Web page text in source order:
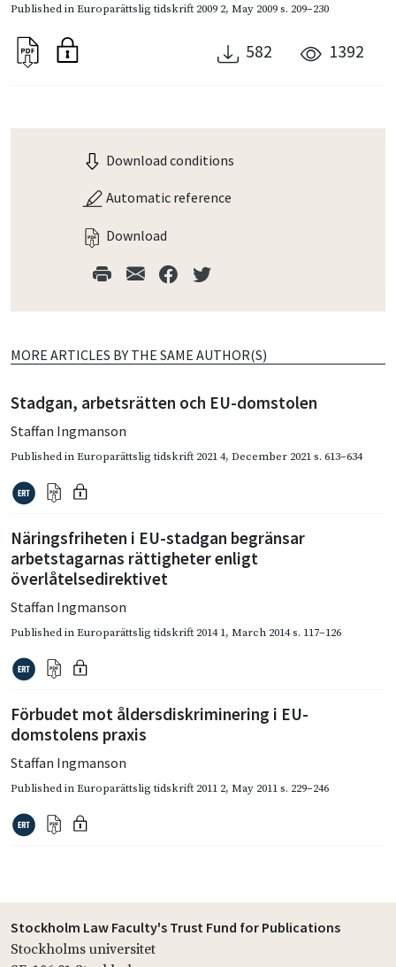
Published inEuroparättslig tidskrift 2009 2, May 2009s. 209–230
582 1392
Download conditions
Automatic reference
Download
MORE ARTICLES BY THE SAME AUTHOR(S)
Stadgan, arbetsrätten och EU-domstolen
Staffan Ingmanson
Published inEuroparättslig tidskrift 2021 4, December 2021s. 613–634
Näringsfriheten i EU-stadgan begränsar
arbetstagarnas rättigheter enligt
överlåtelsedirektivet
Staffan Ingmanson
Published inEuroparättslig tidskrift 2014 1, March 2014s. 117–126
Förbudet mot åldersdiskriminering i EU-
domstolens praxis
Staffan Ingmanson
Published inEuroparättslig tidskrift 2011 2, May 2011s. 229–246
Stockholm Law Faculty's Trust Fund for Publications
Stockholms universitet